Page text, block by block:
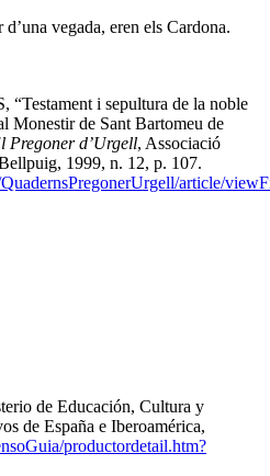
vegada, eren els Cardona.
i sepultura de la noble
Monestir de Sant Bartomeu de
Pregoner d’Urgell, Associació
1999, n. 12, p. 107.
article/
de Educación, Cultura y
de España e Iberoamérica,
productordetail.htm?